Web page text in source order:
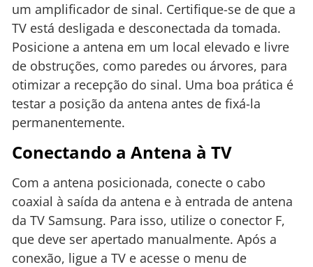
um amplificador de sinal. Certifique-se de que a
TV está desligada e desconectada da tomada.
Posicione a antena em um local elevado e livre
de obstruções, como paredes ou árvores, para
otimizar a recepção do sinal. Uma boa prática é
testar a posição da antena antes de fixá-la
permanentemente.
Conectando a Antena à TV
Com a antena posicionada, conecte o cabo
coaxial à saída da antena e à entrada de antena
da TV Samsung. Para isso, utilize o conector F,
que deve ser apertado manualmente. Após a
conexão, ligue a TV e acesse o menu de